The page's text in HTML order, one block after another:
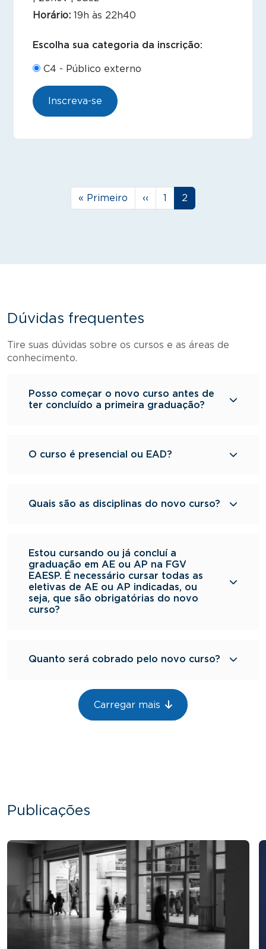
Horário:19h às 22h40
Escolha sua categoria da inscrição:
C4 - Público externo
Inscreva-se
Primeira página
« Primeiro Página anterior
‹‹ Página
1 Página
2
Dúvidas frequentes
Tire suas dúvidas sobre os cursos e as áreas de
conhecimento.
Posso começar o novo curso antes de
ter concluído a primeira graduação?
O curso é presencial ou EAD?
semana e aos sábados pela manhã.
Live
à noite
durante a semana
Quais são as disciplinas do novo curso?
à noite durante a
semana e aos sábados pela manhã.
Estou cursando ou já concluí a
graduação em AE ou AP na FGV
EAESP. É necessário cursar todas as
eletivas de AE ou AP indicadas, ou
seja, que são obrigatórias do novo
curso?
Quanto será cobrado pelo novo curso?
Carregar mais
Publicações